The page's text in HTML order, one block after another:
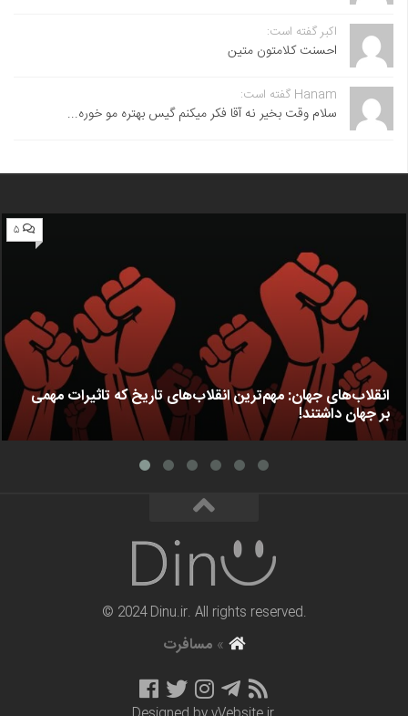
اکبر گفته است:
احسنت ‌کلامتون متین
Hanam گفته است:
سلام وقت بخیر نه آقا فکر میکنم گیس بهتره مو خوره...
۵
انقلاب‌های جهان: مهم‌ترین انقلاب‌های تاریخ که تاثیرات مهمی
بر جهان داشتند!
© 2024 Dinu.ir. All rights reserved.
» مسافرت